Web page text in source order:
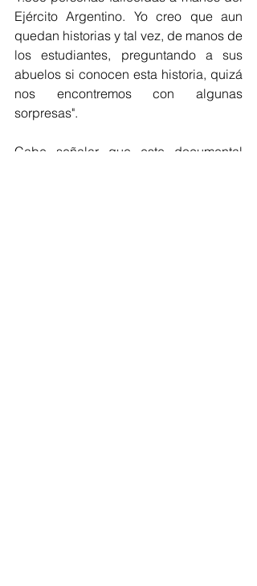
Ejército Argentino. Yo creo que aun
quedan historias y tal vez, de manos de
los estudiantes, preguntando a sus
abuelos si conocen esta historia, quizá
nos encontremos con algunas
sorpresas".
Cabe señalar que este documental